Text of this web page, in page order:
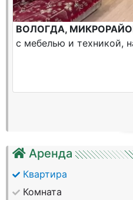
Аренда
Квартира
Комната
ВОЛОГДА,
с мебелью и техникой,